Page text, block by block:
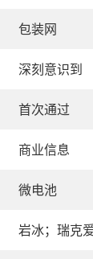
包装网
深刻意识到
首次通过
商业信息
微电池
岩冰；瑞克